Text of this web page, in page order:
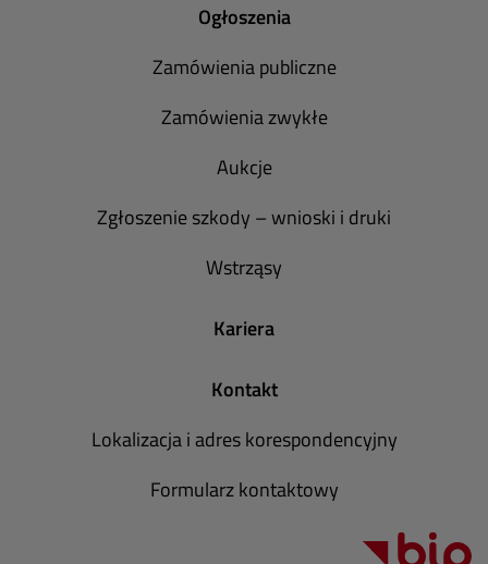
Ogłoszenia
Zamówienia publiczne
Zamówienia zwykłe
Aukcje
Zgłoszenie szkody – wnioski i druki
Wstrząsy
Kariera
Kontakt
Lokalizacja i adres korespondencyjny
Formularz kontaktowy